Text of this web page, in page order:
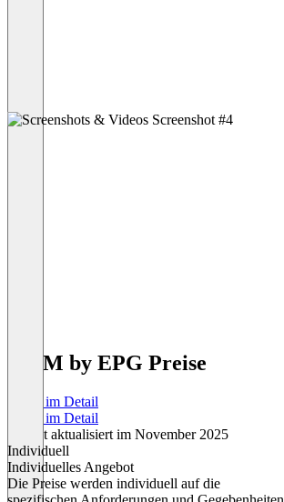
WFM by EPG Preise
Preise im Detail
Preise im Detail
Zuletzt aktualisiert im November 2025
Individuell
Individuelles Angebot
Die Preise werden individuell auf die